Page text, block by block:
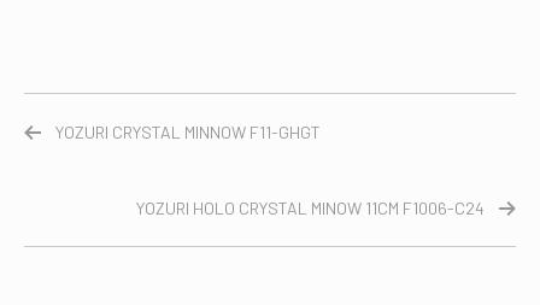
YOZURI CRYSTAL MINNOW F11-GHGT
YOZURI HOLO CRYSTAL MINOW 11CM F1006-C24